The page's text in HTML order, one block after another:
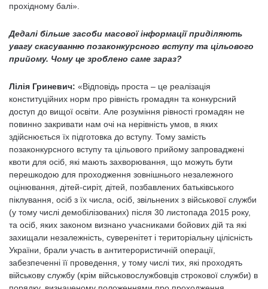
прохідному балі».
Дедалі більше засоби масової інформації приділяють
увагу скасуванню позаконкурсного вступу та цільового
прийому. Чому це зроблено саме зараз?
Лілія Гриневич: «Відповідь проста – це реалізація
конституційних норм про рівність громадян та конкурсний
доступ до вищої освіти. Але розуміння рівності громадян не
повинно закривати нам очі на нерівність умов, в яких
здійснюється їх підготовка до вступу. Тому замість
позаконкурсного вступу та цільового прийому запроваджені
квоти для осіб, які мають захворювання, що можуть бути
перешкодою для проходження зовнішнього незалежного
оцінювання, дітей-сиріт, дітей, позбавлених батьківського
піклування, осіб з їх числа, осіб, звільнених з військової служби
(у тому числі демобілізованих) після 30 листопада 2015 року,
та осіб, яких законом визнано учасниками бойових дій та які
захищали незалежність, суверенітет і територіальну цілісність
України, брали участь в антитерористичній операції,
забезпеченні її проведення, у тому числі тих, які проходять
військову службу (крім військовослужбовців строкової служби) в